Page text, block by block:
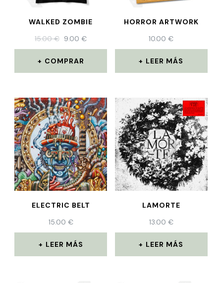
WALKED ZOMBIE
15.00€ 9.00€
COMPRAR
HORROR ARTWORK
10.00€
LEER MÁS
ELECTRIC BELT
15.00 €
LEER MÁS
LAMORTE
13.00 €
LEER MÁS